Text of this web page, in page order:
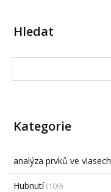
Hledat
Kategorie
analýza prvků ve vlasech
Hubnutí(109)